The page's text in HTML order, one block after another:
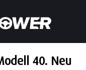
40. Neu